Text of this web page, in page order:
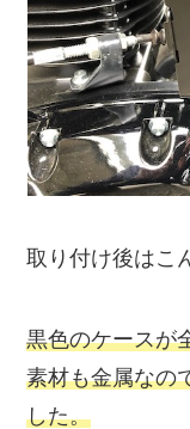
取り付け後はこ
黒色のケースが
素材も金属なの
した。